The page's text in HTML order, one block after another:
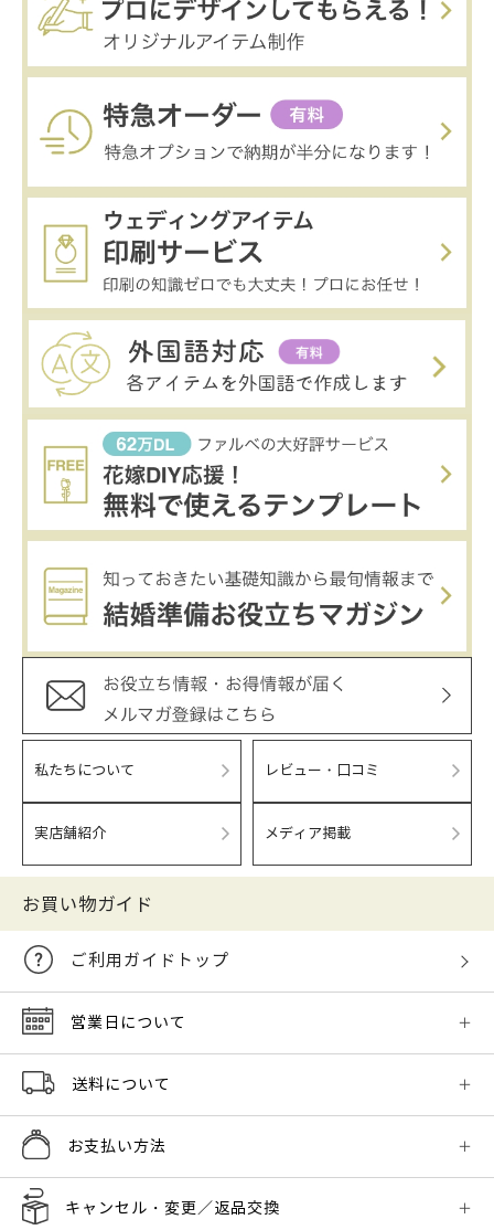
私たちについて レビュー・口コミ
実店舗紹介 メディア掲載
お買い物ガイド
ご利用ガイドトップ
営業日について
送料について
お支払い方法
キャンセル・変更／返品交換